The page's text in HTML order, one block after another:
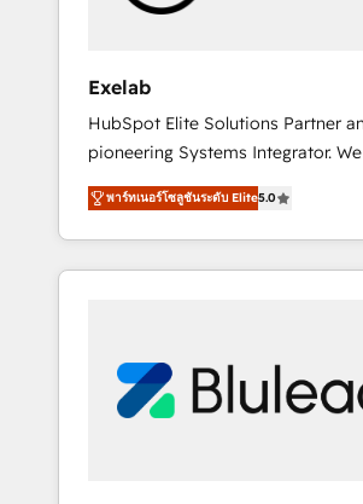
perspective. Many of our
operators need as their systems,
processes evolve. Since 2014,
supported 1,400+ clients across a
of industries, including healthcare,
B2B services, manufacturing,
services and more. Whether clients are new
to HubSpot or expanding into
long-term value and a consistently
client experience.
Exelab
HubSpot Elite Solutions Partner
pioneering Systems Integrator. We believe
technology should serve business
not the other way around. Every
begins with clear objectives,
journey mapping, and measurable
Connectors, workflows, and data
architectures that make HubSpot
พาร์ทเนอร์โซลูชันระดับ Elite5.0